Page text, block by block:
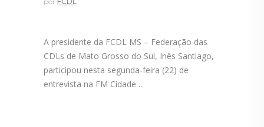
A presidente da FCDL MS – Federação das
CDLs de Mato Grosso do Sul, Inês Santiago,
participou nesta segunda-feira (22) de
entrevista na FM Cidade